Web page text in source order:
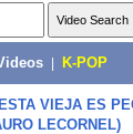
K-POP
ESTA VIEJA ES
LECORNEL)